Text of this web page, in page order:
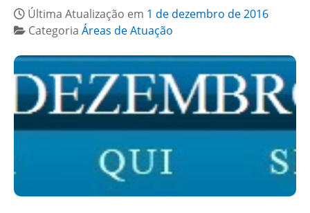
Última Atualização em 1 de dezembro de 2016
Categoria Áreas de Atuação